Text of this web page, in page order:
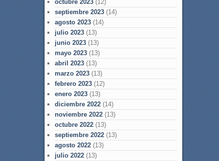
octubre 2023(12)
septiembre 2023(14)
agosto 2023(14)
julio 2023(13)
junio 2023(13)
mayo 2023(13)
abril 2023(13)
marzo 2023(13)
febrero 2023(12)
enero 2023(13)
diciembre 2022(14)
noviembre 2022(13)
octubre 2022(13)
septiembre 2022(13)
agosto 2022(13)
julio 2022(13)